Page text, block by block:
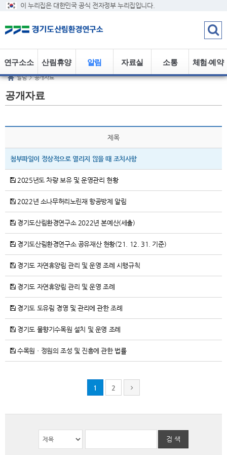
이 누리집은 대한민국 공식 전자정부 누리집입니다.
체험·예약
소통
자료실
알림
산림휴양
연구소소
알림 > 공개자료
공개자료
제목
첨부파일이 정상적으로 열리지 않을 때 조치사항
2025년도 차량 보유 및 운영관리 현황
2022년 소나무허리노린재 항공방제 알림
경기도산림환경연구소 2022년 본예산(세출)
경기도산림환경연구소 공유재산 현황(’21. 12. 31. 기준)
경기도 자연휴양림 관리 및 운영 조례 시행규칙
경기도 자연휴양림 관리 및 운영 조례
경기도 도유림 경영 및 관리에 관한 조례
경기도 물향기수목원 설치 및 운영 조례
수목원ㆍ정원의 조성 및 진흥에 관한 법률
1 2
검 색